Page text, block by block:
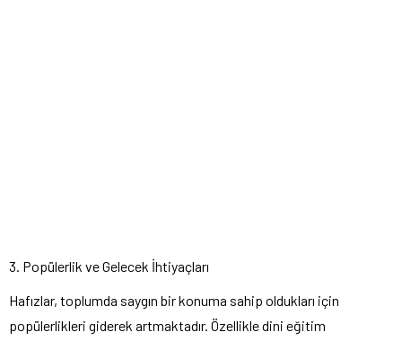
3. Popülerlik ve Gelecek İhtiyaçları
Hafızlar, toplumda saygın bir konuma sahip oldukları için
popülerlikleri giderek artmaktadır. Özellikle dini eğitim